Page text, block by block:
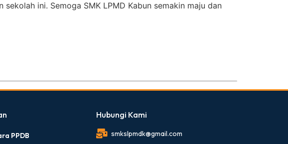
ini. Semoga SMK LPMD Kabun semakin maju dan
PPDB
Hubungi Kami
smkslpmdk@gmail.com